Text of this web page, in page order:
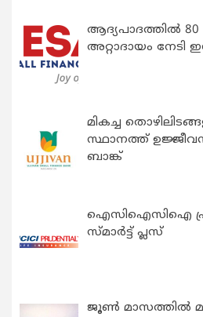
ആദ്യപാദത്തിൽ
അറ്റാദായം നേടി
മികച്ച
സ്ഥാനത്ത്
ബാങ്ക്
ഐസിഐസിഐ പ്രു
സ്മാർട്ട് പ്ലസ്
ജൂൺ മാസത്തിൽ